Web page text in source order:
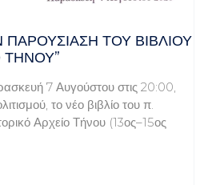
ΤΟΥ ΒΙΒΛΊΟΥ
ΤΉΝΟΥ”
7 Αυγούστου στις 20:00,
το νέο βιβλίο του π.
Αρχείο Τήνου (13ος–15ος